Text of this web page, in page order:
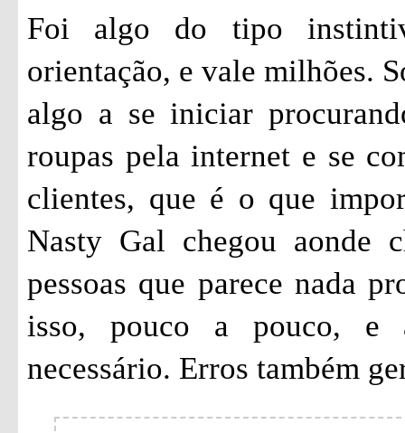
Foi algo do tipo
orientação, e vale milhões.
algo a se iniciar
roupas pela internet e se
clientes, que é o que
Nasty Gal chegou aonde
pessoas que parece nada
isso, pouco a pouco, e
necessário. Erros também